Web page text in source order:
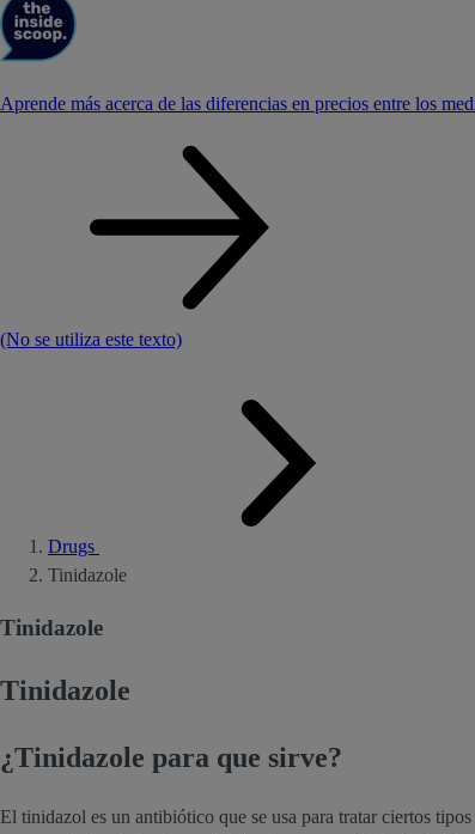
Aprende más acerca de las diferencias en precios entre los
(No se utiliza este texto)
Drugs
Tinidazole
Tinidazole
Tinidazole
¿Tinidazole para que sirve?
El tinidazol es un antibiótico que se usa para tratar ciertos